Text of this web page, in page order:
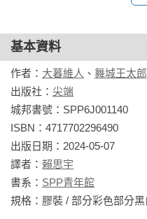
基本資料
作者： 大暮維人 、 舞城王太郎
出版社： 尖端
城邦書號：SPP6J001140
ISBN：4717702296490
出版日期：2024-05-07
譯者： 賴思宇
書系： SPP青年館